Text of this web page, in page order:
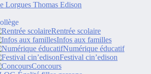
Lorgues Thomas Edison
Rentrée scolaire
Infos aux familles
Numérique éducatif
Festival cin’edison
Concours